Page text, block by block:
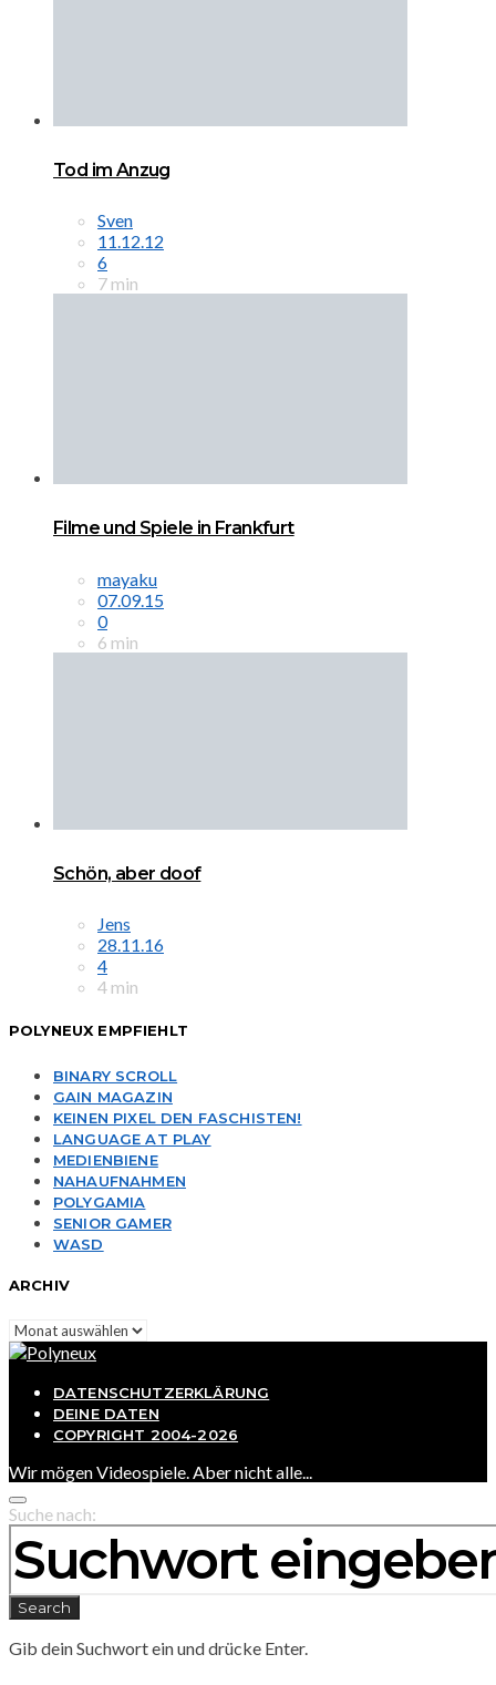
Tod im Anzug
Sven
11.12.12
6
7 min
Filme und Spiele in Frankfurt
mayaku
07.09.15
0
6 min
Schön, aber doof
Jens
28.11.16
4
4 min
POLYNEUX EMPFIEHLT
BINARY SCROLL
GAIN MAGAZIN
KEINEN PIXEL DEN FASCHISTEN!
LANGUAGE AT PLAY
MEDIENBIENE
NAHAUFNAHMEN
POLYGAMIA
SENIOR GAMER
WASD
ARCHIV
Archiv
DATENSCHUTZERKLÄRUNG
DEINE DATEN
COPYRIGHT 2004-2026
Wir mögen Videospiele. Aber nicht alle...
Suche nach:
Search
Gib dein Suchwort ein und drücke Enter.